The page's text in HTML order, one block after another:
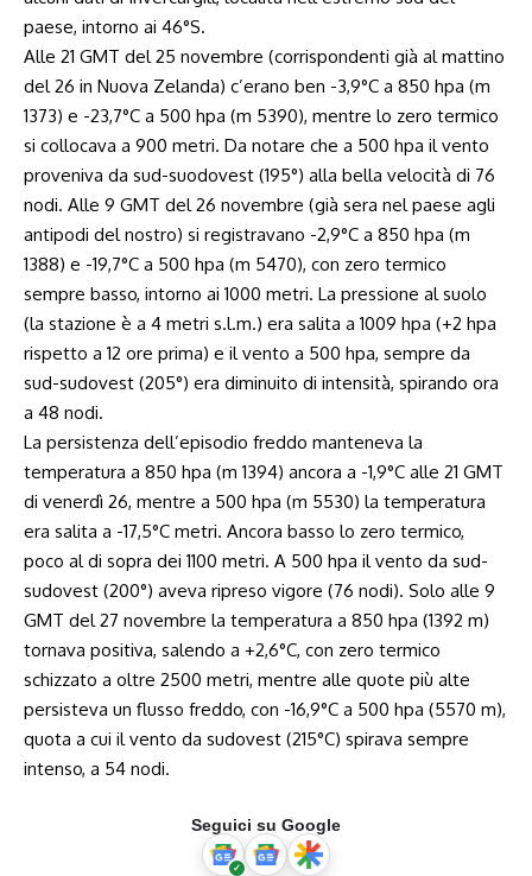
paese, intorno ai 46°S.
Alle 21 GMT del 25 novembre (corrispondenti già al mattino
del 26 in Nuova Zelanda) c’erano ben -3,9°C a 850 hpa (m
1373) e -23,7°C a 500 hpa (m 5390), mentre lo zero termico
si collocava a 900 metri. Da notare che a 500 hpa il vento
proveniva da sud-suodovest (195°) alla bella velocità di 76
nodi. Alle 9 GMT del 26 novembre (già sera nel paese agli
antipodi del nostro) si registravano -2,9°C a 850 hpa (m
1388) e -19,7°C a 500 hpa (m 5470), con zero termico
sempre basso, intorno ai 1000 metri. La pressione al suolo
(la stazione è a 4 metri s.l.m.) era salita a 1009 hpa (+2 hpa
rispetto a 12 ore prima) e il vento a 500 hpa, sempre da
sud-sudovest (205°) era diminuito di intensità, spirando ora
a 48 nodi.
La persistenza dell’episodio freddo manteneva la
temperatura a 850 hpa (m 1394) ancora a -1,9°C alle 21 GMT
di venerdì 26, mentre a 500 hpa (m 5530) la temperatura
era salita a -17,5°C metri. Ancora basso lo zero termico,
poco al di sopra dei 1100 metri. A 500 hpa il vento da sud-
sudovest (200°) aveva ripreso vigore (76 nodi). Solo alle 9
GMT del 27 novembre la temperatura a 850 hpa (1392 m)
tornava positiva, salendo a +2,6°C, con zero termico
schizzato a oltre 2500 metri, mentre alle quote più alte
persisteva un flusso freddo, con -16,9°C a 500 hpa (5570 m),
quota a cui il vento da sudovest (215°C) spirava sempre
intenso, a 54 nodi.
Seguici su Google